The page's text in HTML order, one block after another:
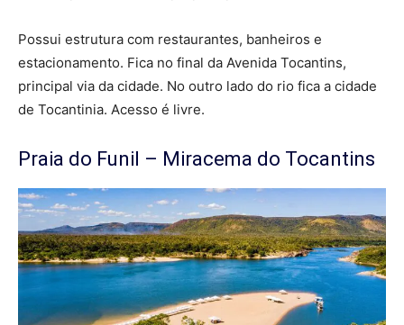
Possui estrutura com restaurantes, banheiros e
estacionamento. Fica no final da Avenida Tocantins,
principal via da cidade. No outro lado do rio fica a cidade
de Tocantinia. Acesso é livre.
Praia do Funil – Miracema do Tocantins